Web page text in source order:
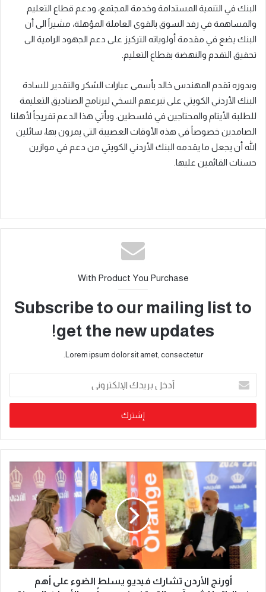
البنك في التنمية المستدامة وخدمة المجتمع، ودعم قطاع التعليم
والمساهمة في رفد السوق بالقوى العاملة المؤهلة، مشيراً الى أن
البنك يضع في مقدمة أولوياته التركيز على دعم الجهود الرامية الى
تحقيق التقدم والنهضة بقطاع التعليم.
وبدوره تقدم المهندس خالد بأسمى عبارات الشكر والتقدير للسادة
البنك الأردني الكويتي على تبرعهم السخي لبرنامج الصناديق التعليمة
للطلبة الأيتام والمحتاجين في فلسطين. ويأتي هذا الدعم تفريجاً لأهلنا
الصامدين خصوصاً في هذه الأوقات العصيبة التي يمرون بها، سائلين
الله أن يجعل ما يقدمه البنك الأردني الكويتي من دعم في موازين
حسنات القائمين عليها.
With Product You Purchase
Subscribe to our mailing list to
get the new updates!
Lorem ipsum dolor sit amet, consectetur.
أورنج الأردن تشارك فيديو يسلط الضوء على أهم